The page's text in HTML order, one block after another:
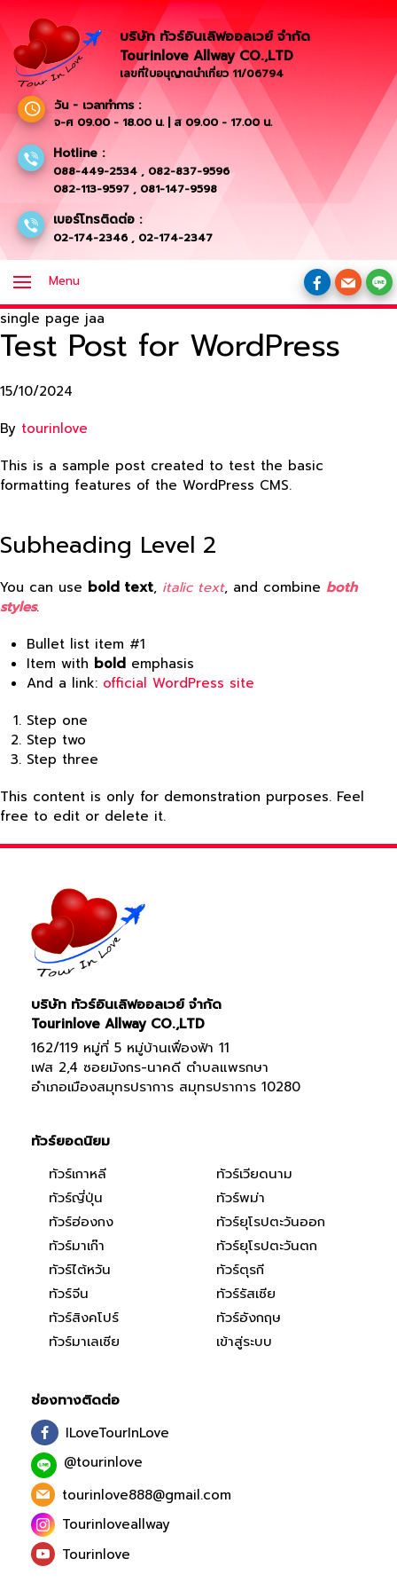
บริษัท ทัวร์อินเลิฟออลเวย์ จำกัด
Tourinlove Allway CO.,LTD
เลขที่ใบอนุญาตนำเที่ยว 11/06794
วัน - เวลาทำการ :
จ-ศ 09.00 - 18.00 น. | ส 09.00 - 17.00 น.
Hotline :
088-449-2534 , 082-837-9596
082-113-9597 , 081-147-9598
เบอร์โทรติดต่อ :
02-174-2346 , 02-174-2347
Menu
single page jaa
Test Post for WordPress
15/10/2024
By tourinlove
This is a sample post created to test the basic
formatting features of the WordPress CMS.
Subheading Level 2
You can use bold text, italic text, and combine both
styles.
Bullet list item #1
Item with bold emphasis
And a link: official WordPress site
Step one
Step two
Step three
This content is only for demonstration purposes. Feel
free to edit or delete it.
บริษัท ทัวร์อินเลิฟออลเวย์ จำกัด
Tourinlove Allway CO.,LTD
162/119 หมู่ที่ 5 หมู่บ้านเฟื่องฟ้า 11
เฟส 2,4 ซอยมังกร-นาคดี ตำบลแพรกษา
อำเภอเมืองสมุทรปราการ สมุทรปราการ 10280
ทัวร์ยอดนิยม
ทัวร์เกาหลี
ทัวร์ญี่ปุ่น
ทัวร์ฮ่องกง
ทัวร์มาเก๊า
ทัวร์ไต้หวัน
ทัวร์จีน
ทัวร์สิงคโปร์
ทัวร์มาเลเซีย
ทัวร์เวียดนาม
ทัวร์พม่า
ทัวร์ยุโรปตะวันออก
ทัวร์ยุโรปตะวันตก
ทัวร์ตุรกี
ทัวร์รัสเซีย
ทัวร์อังกฤษ
เข้าสู่ระบบ
ช่องทางติดต่อ
ILoveTourInLove
@tourinlove
tourinlove888@gmail.com
Tourinloveallway
Tourinlove